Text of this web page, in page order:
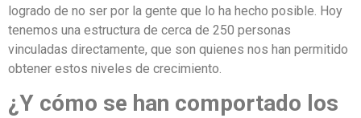
logrado de no ser por la gente que lo ha hecho posible. Hoy
tenemos una estructura de cerca de 250 personas
vinculadas directamente, que son quienes nos han permitido
obtener estos niveles de crecimiento.
¿Y cómo se han comportado los